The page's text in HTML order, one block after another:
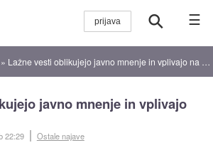
☰
» Lažne vesti oblikujejo javno mnenje in vplivajo na volitve
javno mnenje in vplivajo
22:29 Ostale najave